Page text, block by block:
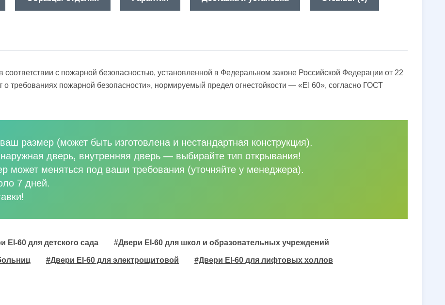
соответствии с пожарной безопасностью, установленной в Федеральном законе Российской Федерации от 22
о требованиях пожарной безопасности», нормируемый предел огнестойкости — «EI 60», согласно ГОСТ
размер (может быть изготовлена и нестандартная конструкция).
дверь, внутренняя дверь — выбирайте тип открывания!
может меняться под ваши требования (уточняйте у менеджера).
7 дней.
EI-60 для детского сада #Двери EI-60 для школ и образовательных учреждений
#Двери EI-60 для электрощитовой #Двери EI-60 для лифтовых холлов